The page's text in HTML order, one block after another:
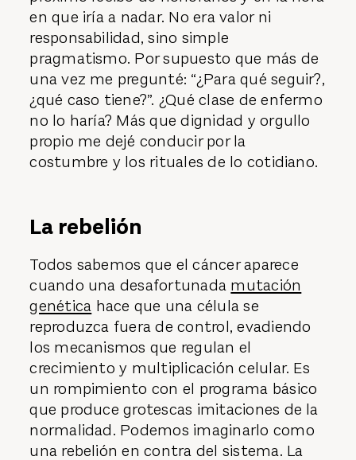
en que iría a nadar. No era valor ni
responsabilidad, sino simple
pragmatismo. Por supuesto que más de
una vez me pregunté: “¿Para qué seguir?,
¿qué caso tiene?”. ¿Qué clase de enfermo
no lo haría? Más que dignidad y orgullo
propio me dejé conducir por la
costumbre y los rituales de lo cotidiano.
La rebelión
Todos sabemos que el cáncer aparece
cuando una desafortunada mutación
genética hace que una célula se
reproduzca fuera de control, evadiendo
los mecanismos que regulan el
crecimiento y multiplicación celular. Es
un rompimiento con el programa básico
que produce grotescas imitaciones de la
normalidad. Podemos imaginarlo como
una rebelión en contra del sistema. La